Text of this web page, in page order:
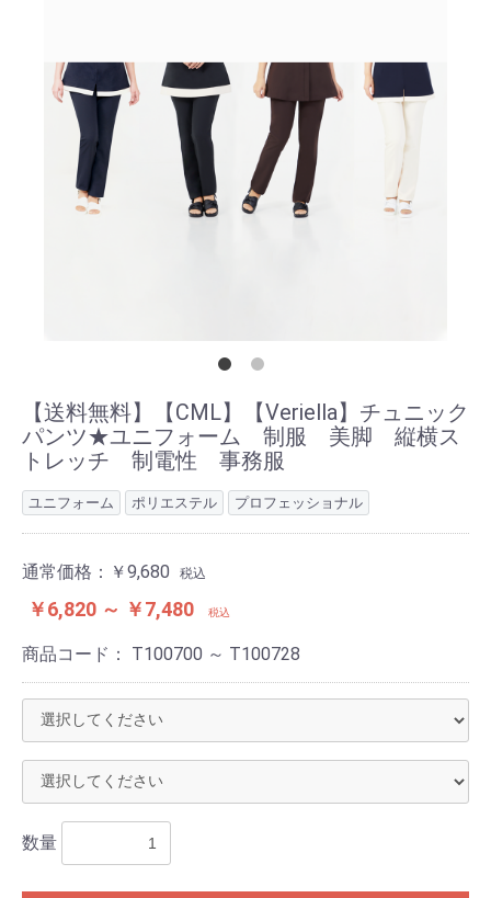
【送料無料】【CML】【Veriella】チュニック
パンツ★ユニフォーム 制服 美脚 縦横ス
トレッチ 制電性 事務服
ユニフォーム ポリエステル プロフェッショナル
通常価格： ￥9,680 税込
￥6,820 ～ ￥7,480 税込
商品コード： T100700 ～ T100728
数量